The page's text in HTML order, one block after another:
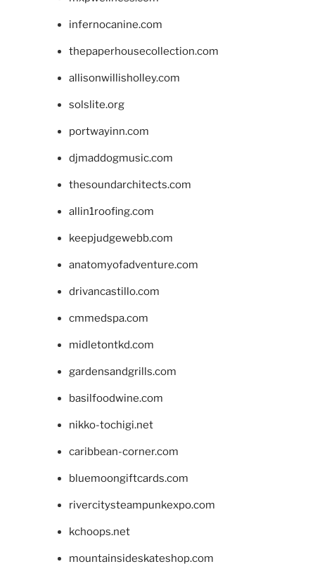
infernocanine.com
thepaperhousecollection.com
allisonwillisholley.com
solslite.org
portwayinn.com
djmaddogmusic.com
thesoundarchitects.com
allin1roofing.com
keepjudgewebb.com
anatomyofadventure.com
drivancastillo.com
cmmedspa.com
midletontkd.com
gardensandgrills.com
basilfoodwine.com
nikko-tochigi.net
caribbean-corner.com
bluemoongiftcards.com
rivercitysteampunkexpo.com
kchoops.net
mountainsideskateshop.com